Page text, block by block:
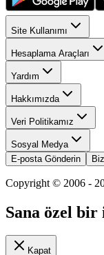
Site Kullanımı
Hesaplama Araçları
Yardım
Hakkımızda
Veri Politikamız
Sosyal Medya
E-posta Gönderin
Copyright © 2006 -
Sana özel bir
Kapat